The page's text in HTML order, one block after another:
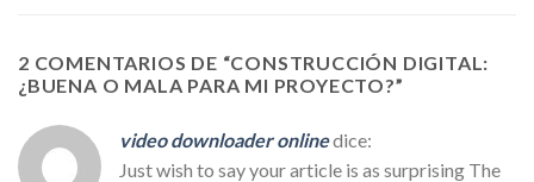
2 COMENTARIOS DE “CONSTRUCCIÓN DIGITAL:
¿BUENA O MALA PARA MI PROYECTO?”
video downloader onlinedice:
Just wish to say your article is as surprising The